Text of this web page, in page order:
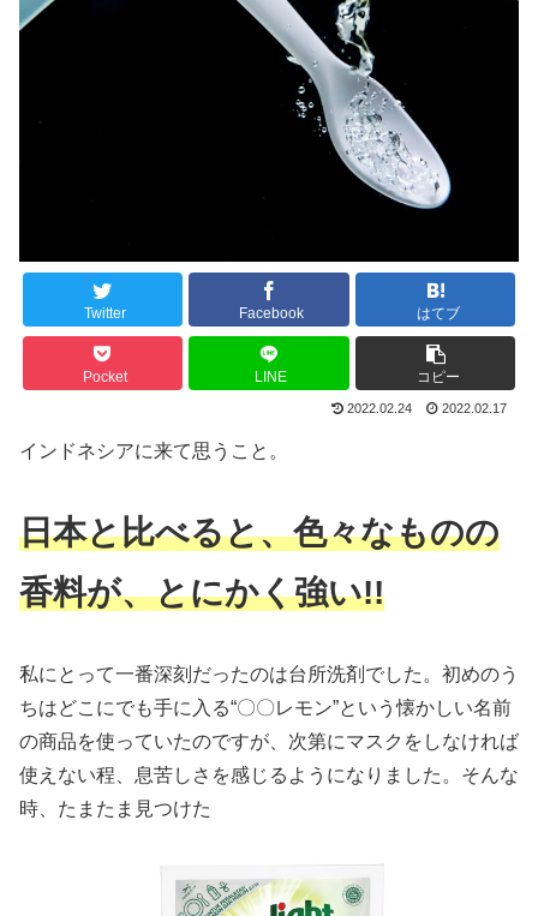
Twitter Facebook はてブ
Pocket LINE コピー
2022.02.24 2022.02.17
インドネシアに来て思うこと。
日本と比べると、色々なものの
香料が、とにかく強い!!
私にとって一番深刻だったのは台所洗剤でした。初めのう
ちはどこにでも手に入る“〇〇レモン”という懐かしい名前
の商品を使っていたのですが、次第にマスクをしなければ
使えない程、息苦しさを感じるようになりました。そんな
時、たまたま見つけた